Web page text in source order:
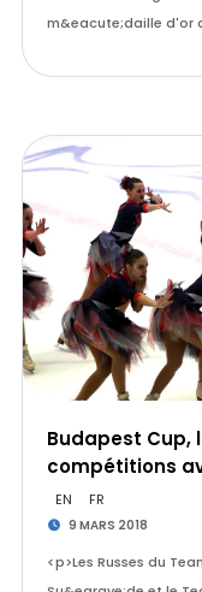
m&eacute;daille d'or
Budapest Cup,
compétitions
EN FR
9 MARS 2018
<p>Les Russes du